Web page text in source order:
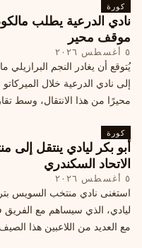
كورة
نادي الدرعية يطلب
موقف محير
٥ أغسطس ٢٠٢٦
يُتوقع أن يغادر النجم البرازيلي
إلى نادي الدرعية خلال
محيرًا من هذا الانتقال، وسط
كورة
أبو بكر ليادي ينتقل
الاتحاد السكندري
٥ أغسطس ٢٠٢٦
استغنى نادي منتخب السويس
ليادي، الذي سيساهم مع
مع العديد من اللاعبين هذا